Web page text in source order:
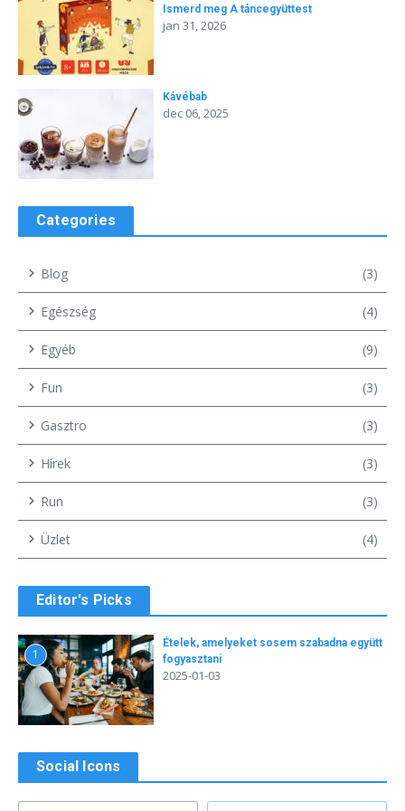
Ismerd meg A táncegyüttest
jan 31, 2026
Kávébab
dec 06, 2025
Categories
Blog (3)
Egészség (4)
Egyéb (9)
Fun (3)
Gasztro (3)
Hírek (3)
Run (3)
Üzlet (4)
Editor's Picks
1
Ételek, amelyeket sosem szabadna együtt
fogyasztani
2025-01-03
Social Icons